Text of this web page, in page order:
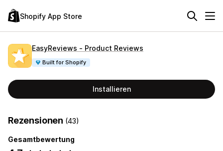
Shopify App Store
EasyReviews ‑ Product Reviews
Built for Shopify
Installieren
Rezensionen (43)
Gesamtbewertung